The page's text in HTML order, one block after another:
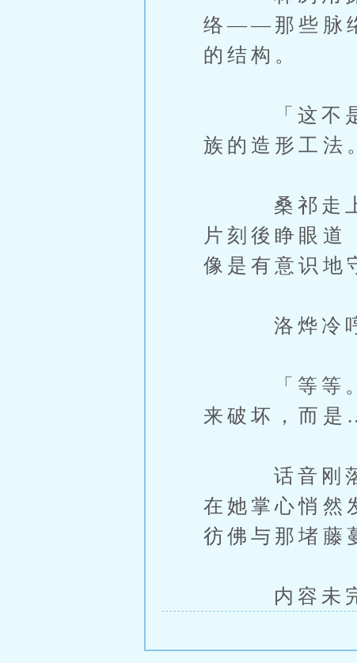
络——那些脉
的结构。
「这不是自
族的造形工法
桑祁走上前
片刻後睁眼
像是有意识地
洛烨冷哼一
「等等。」
来破坏，而
话音刚落，
在她掌心悄然
彷佛与那堵藤
内容未完